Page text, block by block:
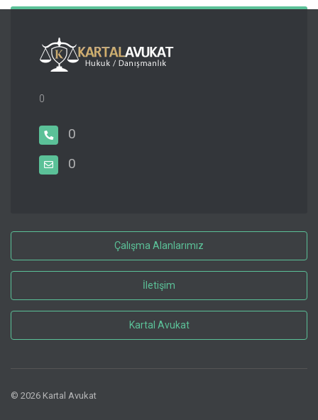
0
0
0
Çalışma Alanlarımız
İletişim
Kartal Avukat
© 2026 Kartal Avukat